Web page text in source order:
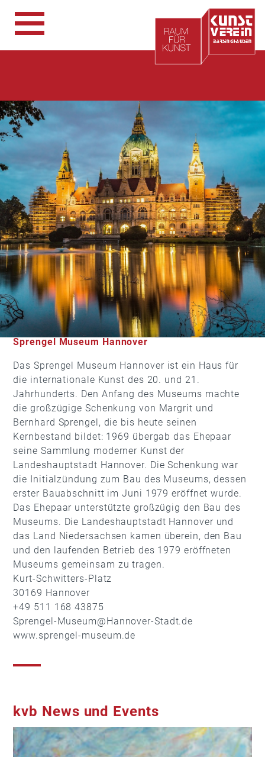
Museen in Hannover
Sprengel Museum Hannover
Das Sprengel Museum Hannover ist ein Haus für
die internationale Kunst des 20. und 21.
Jahrhunderts. Den Anfang des Museums machte
die großzügige Schenkung von Margrit und
Bernhard Sprengel, die bis heute seinen
Kernbestand bildet: 1969 übergab das Ehepaar
seine Sammlung moderner Kunst der
Landeshauptstadt Hannover. Die Schenkung war
die Initialzündung zum Bau des Museums, dessen
erster Bauabschnitt im Juni 1979 eröffnet wurde.
Das Ehepaar unterstützte großzügig den Bau des
Museums. Die Landeshauptstadt Hannover und
das Land Niedersachsen kamen überein, den Bau
und den laufenden Betrieb des 1979 eröffneten
Museums gemeinsam zu tragen.
Kurt-Schwitters-Platz
30169 Hannover
+49 511 168 43875
Sprengel-Museum@Hannover-Stadt.de
www.sprengel-museum.de
kvb News und Events